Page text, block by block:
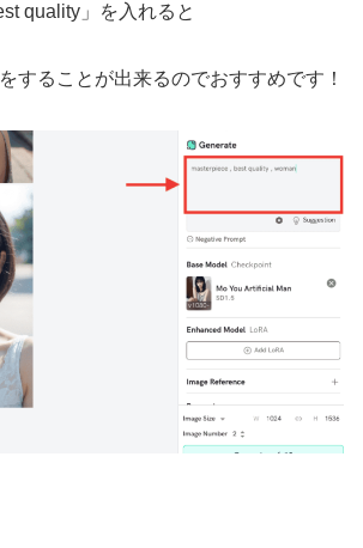
quality」を入れると
することが出来るのでおすすめです！